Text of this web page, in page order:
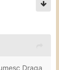
Draga